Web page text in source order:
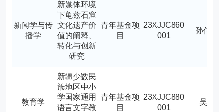
新闻学与传
播学
新媒体环境
下龟兹石窟
文化遗产价
值的阐释、
转化与创新
研究
青年基金项
目
23XJJC860
001
孙传国
教育学
新疆少数民
族地区中小
学国家通用
语言文字教
青年基金项
目
23XJJC880
001
吴曦